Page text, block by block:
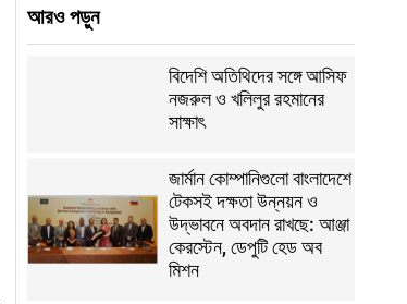
আরও পড়ুন
বিদেশি অতিথিদের সঙ্গে আসিফ
নজরুল ও খলিলুর রহমানের
সাক্ষাৎ
জার্মান কোম্পানিগুলো বাংলাদেশে
টেকসই দক্ষতা উন্নয়ন ও
উদ্ভাবনে অবদান রাখছে: আঞ্জা
কেরস্টেন, ডেপুটি হেড অব
মিশন